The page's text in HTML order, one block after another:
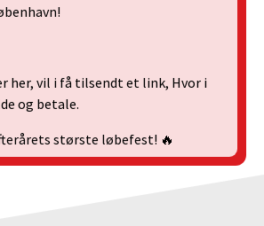
her, vil i få tilsendt et link, Hvor i
og betale.
største løbefest! 🔥